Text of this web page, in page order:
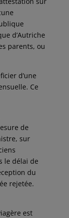
d’Autriche
parents, ou
d’une
Ce
de
sur
le délai de
du
rejetée.
est